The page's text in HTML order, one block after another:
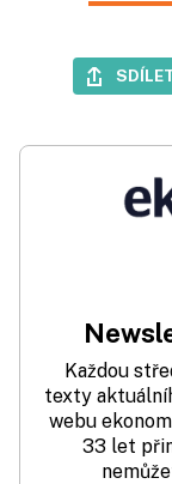
Každou
texty
webu
33 let